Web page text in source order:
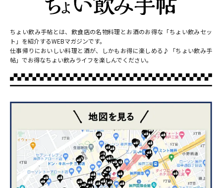
ちょい飲み手帖とは、飲食店の名物料理とお酒のお得な「ちょい飲みセッ
ト」を紹介するWEBマガジンです。
仕事帰りにおいしい料理と酒が、しかもお得に楽しめる♪「ちょい飲み手
帖」でお得なちょい飲みライフを楽しんでください。